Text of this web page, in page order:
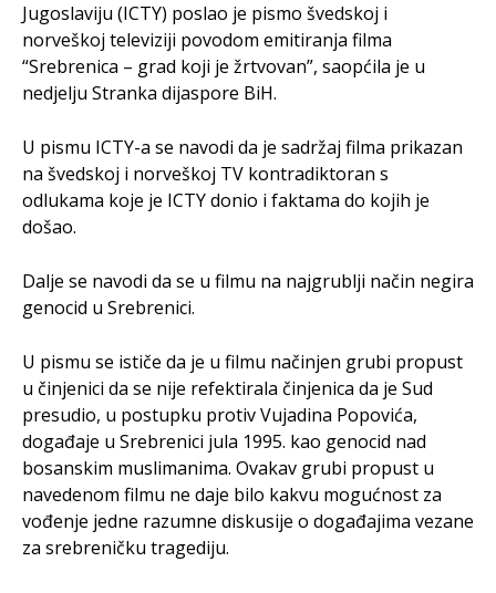
Jugoslaviju (ICTY) poslao je pismo švedskoj i
norveškoj televiziji povodom emitiranja filma
“Srebrenica – grad koji je žrtvovan”, saopćila je u
nedjelju Stranka dijaspore BiH.
U pismu ICTY-a se navodi da je sadržaj filma prikazan
na švedskoj i norveškoj TV kontradiktoran s
odlukama koje je ICTY donio i faktama do kojih je
došao.
Dalje se navodi da se u filmu na najgrublji način negira
genocid u Srebrenici.
U pismu se ističe da je u filmu načinjen grubi propust
u činjenici da se nije refektirala činjenica da je Sud
presudio, u postupku protiv Vujadina Popovića,
događaje u Srebrenici jula 1995. kao genocid nad
bosanskim muslimanima. Ovakav grubi propust u
navedenom filmu ne daje bilo kakvu mogućnost za
vođenje jedne razumne diskusije o događajima vezane
za srebreničku tragediju.